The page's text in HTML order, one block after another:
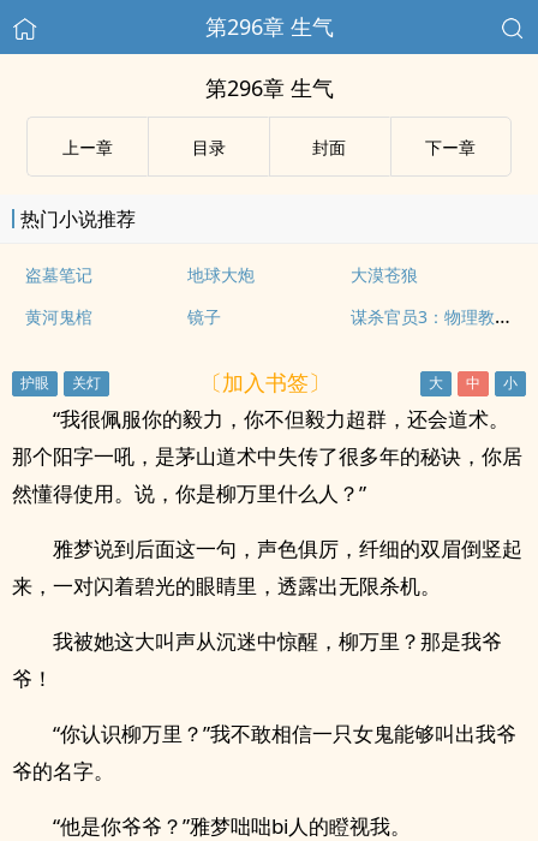
第296章 生气
第296章 生气
上ー章 目录 封面 下ー章
热门小说推荐
盗墓笔记 地球大炮
大漠苍狼
黄河鬼棺
镜子 谋杀官员3：物理教师的时空诡计
〔加入书签〕
“我很佩服你的毅力，你不但毅力超群，还会道术。
那个阳字一吼，是茅山道术中失传了很多年的秘诀，你居
然懂得使用。说，你是柳万里什么人？”
雅梦说到后面这一句，声色俱厉，纤细的双眉倒竖起
来，一对闪着碧光的眼睛里，透露出无限杀机。
我被她这大叫声从沉迷中惊醒，柳万里？那是我爷
爷！
“你认识柳万里？”我不敢相信一只女鬼能够叫出我爷
爷的名字。
“他是你爷爷？”雅梦咄咄bi人的瞪视我。